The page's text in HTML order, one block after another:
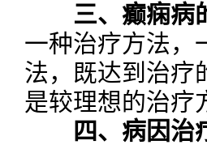
三、癫痫病
一种治疗方法，
法，既达到治疗
是较理想的治疗
四、病因治